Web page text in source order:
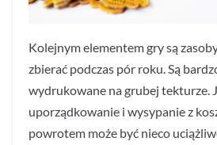
Kolejnym elementem gry są
zbierać podczas pór roku. Są
wydrukowane na grubej tekturze.
uporządkowanie i wysypanie z
powrotem może być nieco